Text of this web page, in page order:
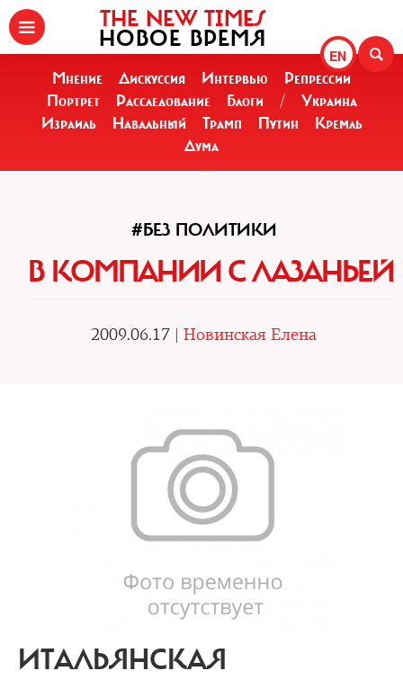
EN
THE NEW TIMES
НОВОЕ ВРЕМЯ
Мнение Дискуссия Интервью
Репрессии
Портрет
Расследование Блоги /
Украина
Израиль
Навальный Трамп Путин
Кремль
Дума
#БЕЗ ПОЛИТИКИ
В КОМПАНИИ С ЛАЗАНЬЕЙ
2009.06.17 | Новинская Елена
ИТАЛЬЯНСКАЯ